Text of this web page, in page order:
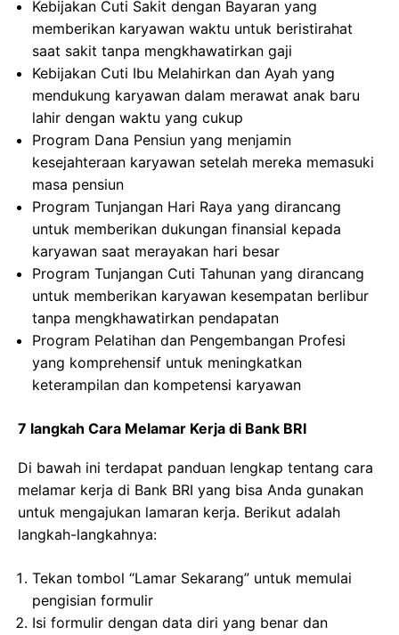
Kebijakan Cuti Sakit dengan Bayaran yang
memberikan karyawan waktu untuk beristirahat
saat sakit tanpa mengkhawatirkan gaji
Kebijakan Cuti Ibu Melahirkan dan Ayah yang
mendukung karyawan dalam merawat anak baru
lahir dengan waktu yang cukup
Program Dana Pensiun yang menjamin
kesejahteraan karyawan setelah mereka memasuki
masa pensiun
Program Tunjangan Hari Raya yang dirancang
untuk memberikan dukungan finansial kepada
karyawan saat merayakan hari besar
Program Tunjangan Cuti Tahunan yang dirancang
untuk memberikan karyawan kesempatan berlibur
tanpa mengkhawatirkan pendapatan
Program Pelatihan dan Pengembangan Profesi
yang komprehensif untuk meningkatkan
keterampilan dan kompetensi karyawan
7 langkah Cara Melamar Kerja di Bank BRI
Di bawah ini terdapat panduan lengkap tentang cara
melamar kerja di Bank BRI yang bisa Anda gunakan
untuk mengajukan lamaran kerja. Berikut adalah
langkah-langkahnya:
Tekan tombol “Lamar Sekarang” untuk memulai
pengisian formulir
Isi formulir dengan data diri yang benar dan